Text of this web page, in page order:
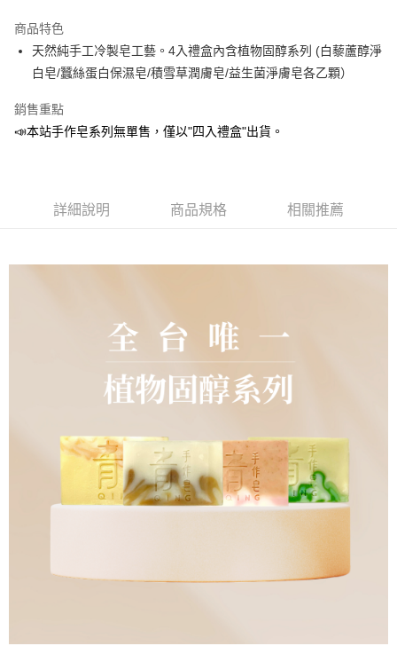
悠遊付
Google Pay
全盈+PAY
離島宅配
商品特色
天然純手工冷製皂工藝。4入禮盒內含植物固醇系列 (白藜蘆醇淨
白皂/蠶絲蛋白保濕皂/積雪草潤膚皂/益生菌淨膚皂各乙顆）
銷售重點
📣本站手作皂系列無單售，僅以"四入禮盒"出貨。
詳細說明 商品規格 相關推薦